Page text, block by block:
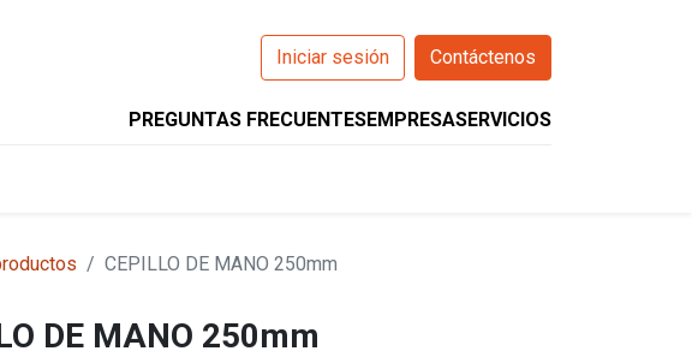
Iniciar sesión Contáctenos
PREGUNTAS FRECUENTESEMPRESASERVICIOS
CEPILLO DE MANO 250mm
DE MANO 250mm